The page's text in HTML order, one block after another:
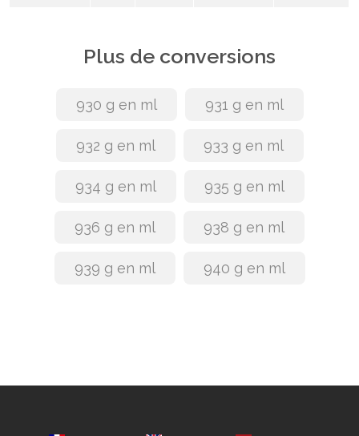
Plus de conversions
930 g en ml 931 g en ml
932 g en ml 933 g en ml
934 g en ml 935 g en ml
936 g en ml 938 g en ml
939 g en ml 940 g en ml